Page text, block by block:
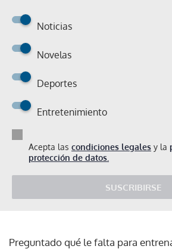
Noticias
Novelas
Deportes
Entretenimiento
Acepta las condiciones legales y la
protección de datos.
SUSCRIBIRSE
Preguntado qué le falta para